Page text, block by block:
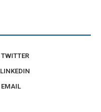
TWITTER
LINKEDIN
EMAIL